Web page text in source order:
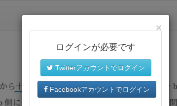
×
ログインが必要です
Twitterアカウントでログイン
Facebookアカウントでログイン